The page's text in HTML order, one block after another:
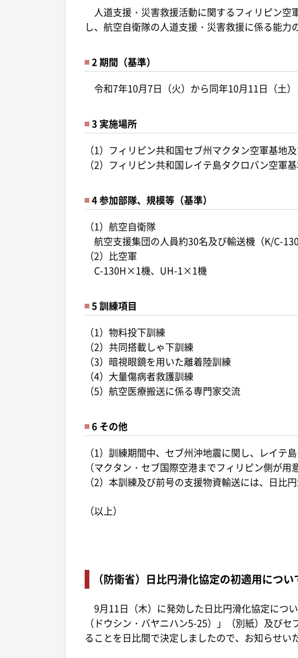
人道支援・災害救援活動に関するフィリピン空
し、航空自衛隊の人道支援・災害救援に係る能力
2 期間（基準）
令和7年10月7日（火）から同年10月11日（土
3 実施場所
（1）フィリピン共和国セブ州マクタン空軍基地
（2）フィリピン共和国レイテ島タクロバン空軍
4 参加部隊、規模等（基準）
（1）航空自衛隊
航空支援集団の人員約30名及び輸送機（K/C-
（2）比空軍
C-130H×1機、UH-1×1機
5 訓練項目
（1）物料投下訓練
（2）共同搭載しゃ下訓練
（3）暗視眼鏡を用いた離着陸訓練
（4）大量傷病者救護訓練
（5）航空医療搬送に係る専門家交流
6 その他
（1）訓練期間中、セブ州沖地震に関し、レイテ
（マクタン・セブ国際空港までフィリピン側が用
（2）本訓練及び前号の支援物資輸送には、日比
（以上）
（防衛省）日比円滑化協定の初適用につい
9月11日（木）に発効した日比円滑化協定につ
（ドウシン・バヤニハン5-25）」（別紙）及び
ることを日比間で決定しましたので、お知らせい